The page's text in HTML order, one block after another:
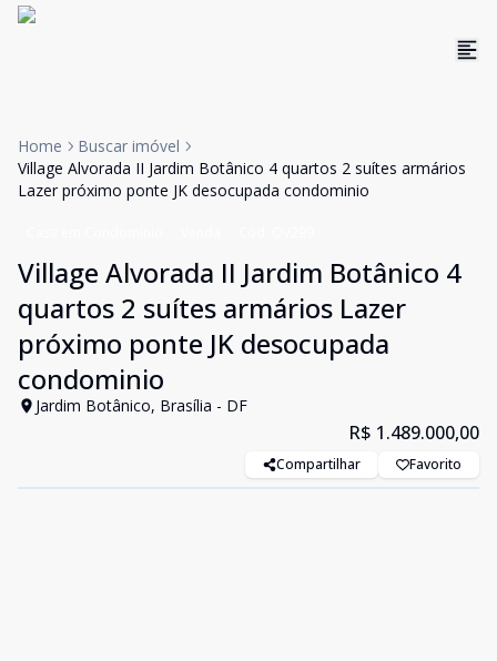
Home
Buscar imóvel
Village Alvorada II Jardim Botânico 4 quartos 2 suítes armários
Lazer próximo ponte JK desocupada condominio
Village Alvorada II Jardim Botânico 4
quartos 2 suítes armários Lazer
próximo ponte JK desocupada
condominio
Jardim Botânico, Brasília - DF
R$ 1.489.000,00
Compartilhar Favorito